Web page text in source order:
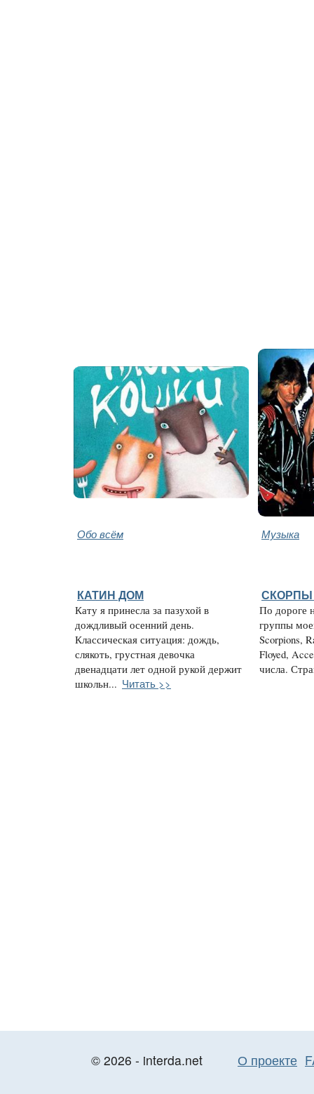
Обо всём Музыка
КАТИН ДОМ
Кату я принесла за пазухой в
дождливый осенний день.
Классическая ситуация: дождь,
слякоть, грустная девочка
двенадцати лет одной рукой держит
школьн... Читать >>
СКОРПЫ
По дороге
группы
Scorpions,
Floyed,
числа.
© 2026 - interda.net О проекте